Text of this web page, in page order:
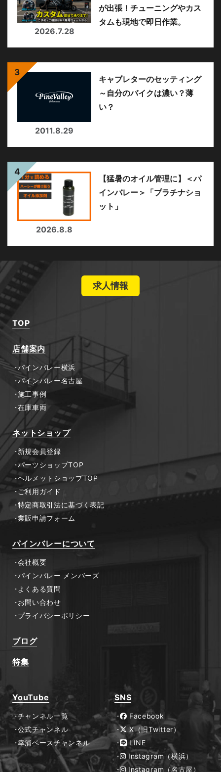
2026.7.28
が出張！チューニングやカス
タムも現地で即日作業。
2011.8.29
キャブレターのセッティング
～自分のバイクは濃い？薄
い？
2026.8.8
【猛暑のオイル管理に】＜パ
インバレー＞「プラチナショ
ット」
求人情報
TOP
店舗案内
パインバレー横浜
パインバレー名古屋
施工事例
在庫車両
ネットショップ
新規会員登録
パーツショップTOP
ヘルメットショップTOP
ご利用ガイド
特定商取引法に基づく表記
業販申請フォーム
パインバレーについて
会社概要
パインバレー メンバーズ
よくある質問
お問い合わせ
プライバシーポリシー
ブログ
特集
YouTube
チャンネル一覧
公式チャンネル
幸浦ベースチャンネル
SNS
Facebook
X（旧Twitter）
LINE
Instagram（横浜）
Instagram（名古屋）